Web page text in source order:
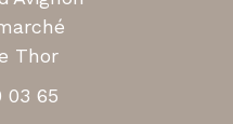
Thor
03 65